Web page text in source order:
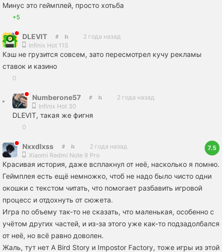
Минус это геймплей, просто хотьба
+5
DLEVIT
2 года назад
Infinix Hot 11S
Кэш не грузится совсем, зато пересмотрел кучу рекламы
ставок и казино
0
Numberone57
2 года назад
Infinix Hot 30
DLEVIT, такая же фигня
0
Nxxdlxss
2 года назад
Xiaomi Redmi Note 9 Pro
7.5
Красивая история, даже всплакнул от неё, насколько я помню.
Геймплея есть ещё немножко, чтоб не надо было чисто одни
окошки с текстом читать, что помогает разбавить игровой
процесс и отдохнуть от сюжета.
Игра по объему так-то не сказать, что маленькая, особенно с
учётом других частей, и из-за этого уже как-то подзадолбался
от неё, но всё равно доволен.
Жаль, тут нет A Bird Story и Impostor Factory, тоже игры из этой